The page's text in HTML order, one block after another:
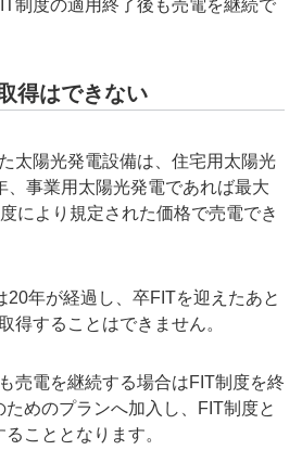
制度の適用終了後も売電を継続で
得はできない
太陽光発電設備は、住宅用太陽光
、事業用太陽光発電であれば最大
により規定された価格で売電でき
20年が経過し、卒FITを迎えたあと
得することはできません。
売電を継続する場合はFIT制度を終
ためのプランへ加入し、FIT制度と
こととなります。